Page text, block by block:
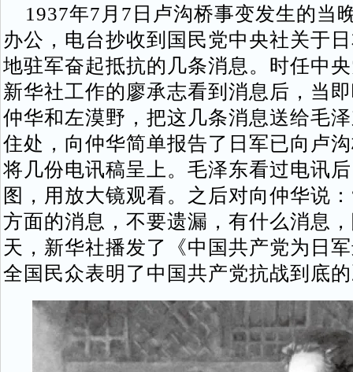
1937年7月7日卢沟桥事变发生的当
办公，电台抄收到国民党中央社关于
地驻军奋起抵抗的几条消息。时任中
新华社工作的廖承志看到消息后，当
仲华和左漠野，把这几条消息送给毛
住处，向仲华简单报告了日军已向卢
将几份电讯稿呈上。毛泽东看过电讯
图，用放大镜观看。之后对向仲华说
方面的消息，不要遗漏，有什么消息
天，新华社播发了《中国共产党为日
全国民众表明了中国共产党抗战到底